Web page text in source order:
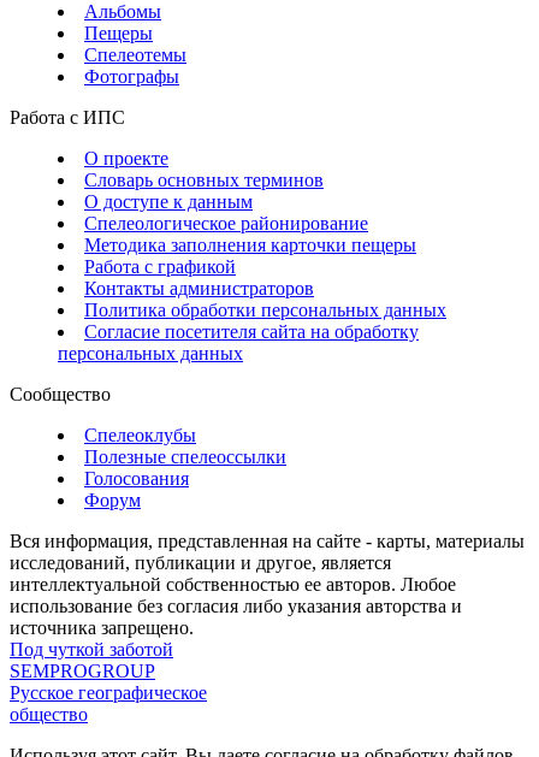
Альбомы
Пещеры
Спелеотемы
Фотографы
Работа с ИПС
О проекте
Словарь основных терминов
О доступе к данным
Спелеологическое районирование
Методика заполнения карточки пещеры
Работа с графикой
Контакты администраторов
Политика обработки персональных данных
Согласие посетителя сайта на обработку
персональных данных
Сообщество
Спелеоклубы
Полезные спелеоссылки
Голосования
Форум
Вся информация, представленная на сайте - карты, материалы
исследований, публикации и другое, является
интеллектуальной собственностью ее авторов. Любое
использование без согласия либо указания авторства и
источника запрещено.
Под чуткой заботой
SEMPROGROUP
Русское географическое
общество